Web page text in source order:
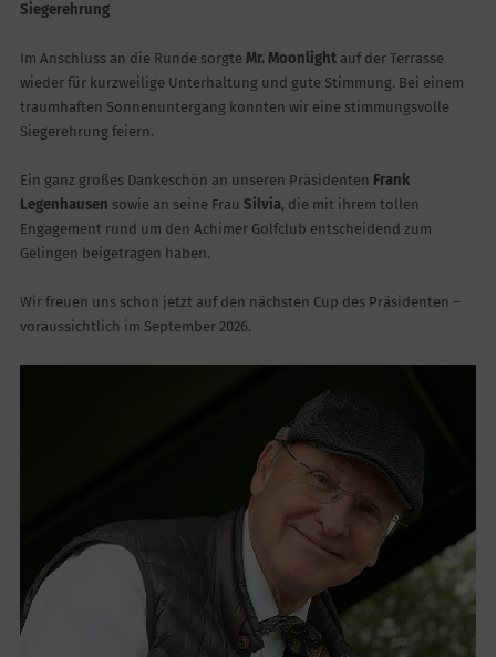
Siegerehrung
Im Anschluss an die Runde sorgte Mr. Moonlightauf der Terrasse
wieder für kurzweilige Unterhaltung und gute Stimmung. Bei einem
traumhaften Sonnenuntergang konnten wir eine stimmungsvolle
Siegerehrung feiern.
Ein ganz großes Dankeschön an unseren Präsidenten Frank
Legenhausen sowie an seine Frau Silvia, die mit ihrem tollen
Engagement rund um den Achimer Golfclub entscheidend zum
Gelingen beigetragen haben.
Wir freuen uns schon jetzt auf den nächsten Cup des Präsidenten –
voraussichtlich im September 2026.